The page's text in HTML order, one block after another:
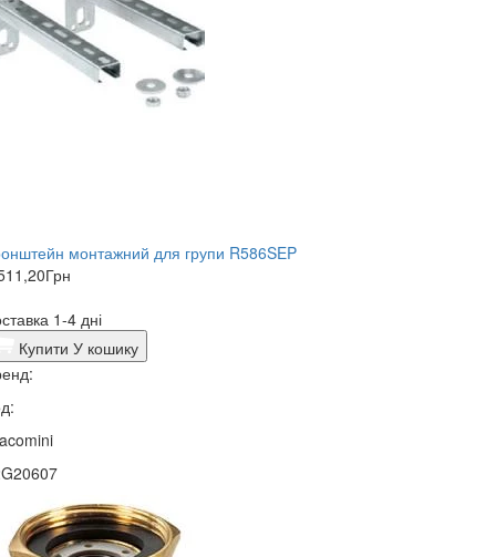
монтажний для групи R586SEP
Грн
1-4 дні
Купити У кошику